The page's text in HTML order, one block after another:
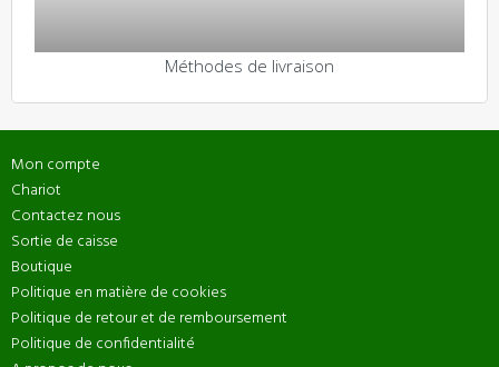
Méthodes de livraison
Mon compte
Chariot
Contactez nous
Sortie de caisse
Boutique
Politique en matière de cookies
Politique de retour et de remboursement
Politique de confidentialité